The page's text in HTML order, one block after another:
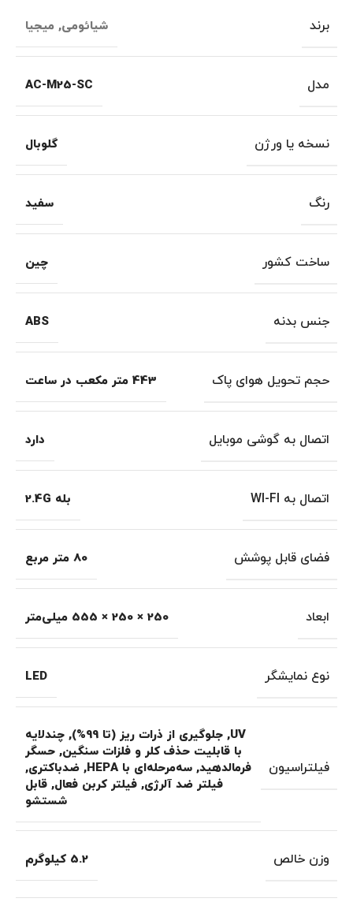
برند شیائومی, میجیا
مدل AC-M25-SC
نسخه یا ورژن گلوبال
رنگ سفید
ساخت کشور چین
جنس بدنه ABS
حجم تحویل هوای پاک 443 متر مکعب در ساعت
اتصال به گوشی موبایل دارد
اتصال به WI-FI بله 2.4G
فضای قابل پوشش 80 متر مربع
ابعاد 250 × 250 × 555 میلی‌متر
نوع نمایشگر LED
فیلتراسیون
UV
, جلوگیری از ذرات ریز (تا 99%) , چندلایه
با قابلیت حذف کلر و فلزات سنگین, حسگر
فرمالدهید, سه‌مرحله‌ای با HEPA , ضدباکتری,
فیلتر ضد آلرژی, فیلتر کربن فعال, قابل
شستشو
وزن خالص 5.2 کیلوگرم